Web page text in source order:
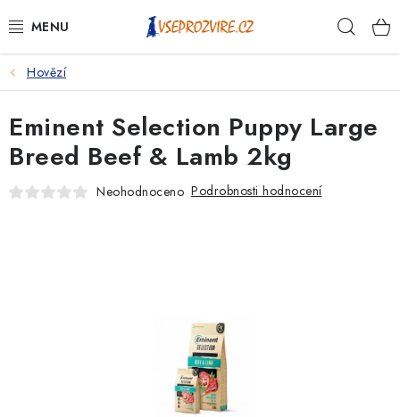
na
PSI
KOČKY
KONĚ
KRÁLÍCI/HLODAVCI/PTÁCI
Hovězí
Eminent Selection Puppy Large
Breed Beef & Lamb 2kg
Neohodnoceno Podrobnosti hodnocení